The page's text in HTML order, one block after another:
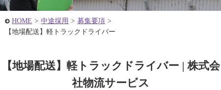
HOME > 中途採用 > 募集要項 >
【地場配送】軽トラックドライバー
【地場配送】軽トラックドライバー | 株式会
社物流サービス